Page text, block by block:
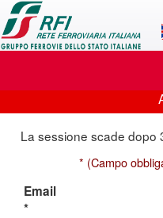
Applicazione
SalaBlu
Online
di
Rete
Ferroviaria
Italiana
Accedi
La sessione scade dopo
* (Campo
Email
*